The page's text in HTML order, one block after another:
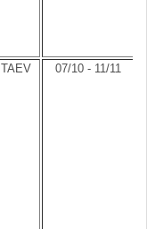
TAEV 07/10 - 11/11